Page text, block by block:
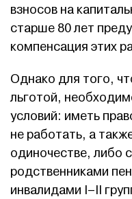
взносов на
старше 80 лет
компенсация этих
Однако для того,
льготой,
условий: иметь
не работать, а
одиночестве, либо
родственниками
инвалидами I–II